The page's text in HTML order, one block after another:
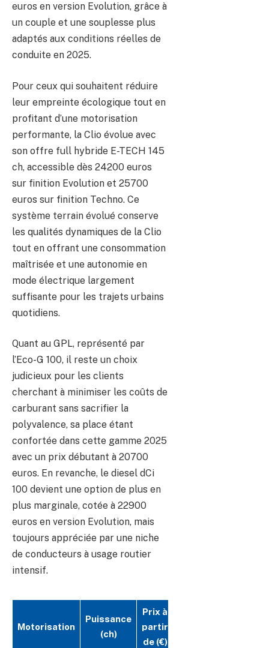
euros en version Evolution, grâce à
un couple et une souplesse plus
adaptés aux conditions réelles de
conduite en 2025.
Pour ceux qui souhaitent réduire
leur empreinte écologique tout en
profitant d’une motorisation
performante, la Clio évolue avec
son offre full hybride E-TECH 145
ch, accessible dès 24200 euros
sur finition Evolution et 25700
euros sur finition Techno. Ce
système terrain évolué conserve
les qualités dynamiques de la Clio
tout en offrant une consommation
maîtrisée et une autonomie en
mode électrique largement
suffisante pour les trajets urbains
quotidiens.
Quant au GPL, représenté par
l’Eco-G 100, il reste un choix
judicieux pour les clients
cherchant à minimiser les coûts de
carburant sans sacrifier la
polyvalence, sa place étant
confortée dans cette gamme 2025
avec un prix débutant à 20700
euros. En revanche, le diesel dCi
100 devient une option de plus en
plus marginale, cotée à 22900
euros en version Evolution, mais
toujours appréciée par une niche
de conducteurs à usage routier
intensif.
Motorisation
Puissance
(ch)
Prix à
partir
de (€)